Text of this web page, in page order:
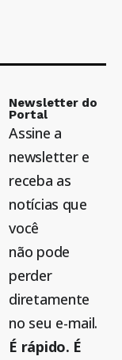
Newsletter do
Portal
Assine a
newsletter e
receba as
notícias que
você
não pode
perder
diretamente
no seu e-mail.
É rápido. É